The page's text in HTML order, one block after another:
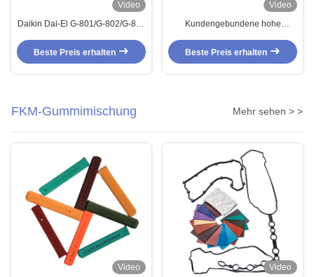
Video
Daikin Dai-El G-801/G-802/G-803
Gummischläuche
Beste Preis erhalten
Video
Kundengebundene hohe
niedriger Mooney
Beste Preis erhalten
FKM-Gummimischung Mehr sehen > >
Video
Video